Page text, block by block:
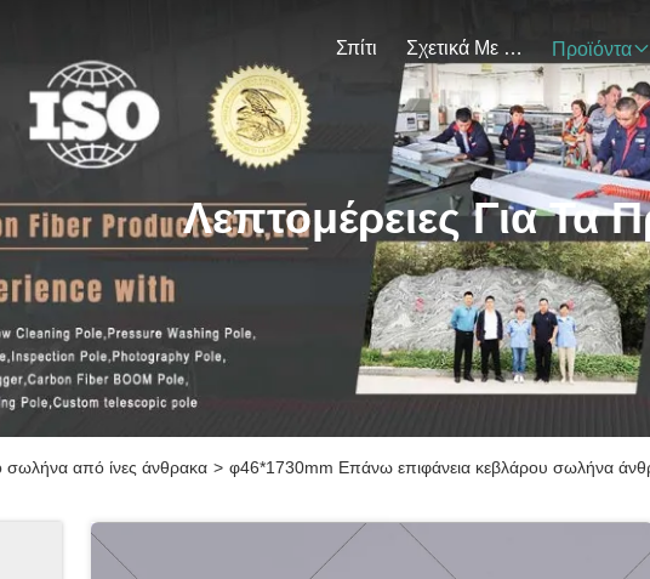
Σπίτι Σχετικά Με Εμάς Προϊόντα
Λεπτομέρειες Για Τα
σωλήνα από ίνες άνθρακα > φ46*1730mm Επάνω επιφάνεια κεβλάρου σωλήνα